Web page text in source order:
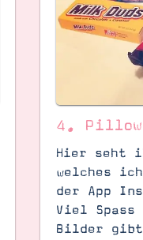
4.
Hier seht
welches
der App
Viel Spass
Bilder